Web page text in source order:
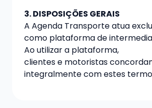
3. DISPOSIÇÕES GERAIS
A Agenda Transporte atua
como plataforma de
Ao utilizar a plataforma,
clientes e motoristas
integralmente com estes